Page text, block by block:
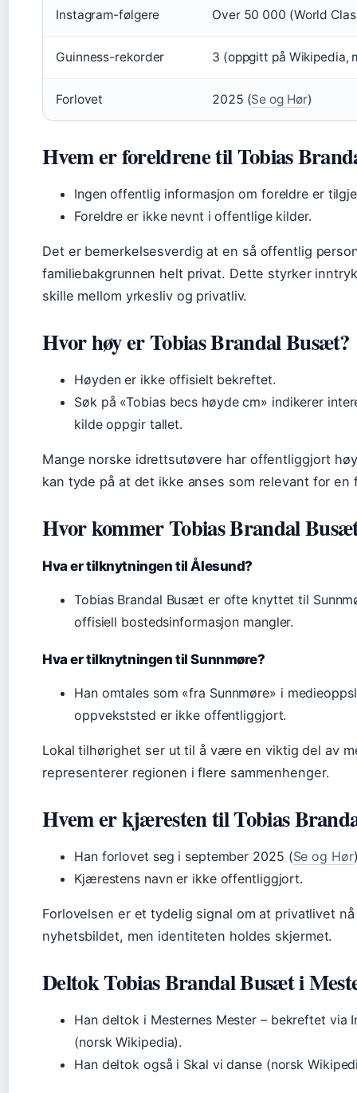
Instagram-følgere Over 50 000 (World
Guinness-rekorder 3 (oppgitt på Wikipedia,
Forlovet 2025 (Se og Hør)
Hvem er foreldrene til Tobias
Ingen offentlig informasjon om foreldre er
Foreldre er ikke nevnt i offentlige kilder.
Det er bemerkelsesverdig at en så offentlig
familiebakgrunnen helt privat. Dette styrker
skille mellom yrkesliv og privatliv.
Hvor høy er Tobias Brandal Busæt?
Høyden er ikke offisielt bekreftet.
Søk på «Tobias becs høyde cm» indikerer
kilde oppgir tallet.
Mange norske idrettsutøvere har offentliggjort
kan tyde på at det ikke anses som relevant for en
Hvor kommer Tobias Brandal
Hva er tilknytningen til Ålesund?
Tobias Brandal Busæt er ofte knyttet til
offisiell bostedsinformasjon mangler.
Hva er tilknytningen til Sunnmøre?
Han omtales som «fra Sunnmøre» i
oppvekststed er ikke offentliggjort.
Lokal tilhørighet ser ut til å være en viktig del av
representerer regionen i flere sammenhenger.
Hvem er kjæresten til Tobias
Han forlovet seg i september 2025 (Se og Hør
Kjærestens navn er ikke offentliggjort.
Forlovelsen er et tydelig signal om at privatlivet
nyhetsbildet, men identiteten holdes skjermet.
Deltok Tobias Brandal Busæt i
Han deltok i Mesternes Mester – bekreftet via
(norsk Wikipedia).
Han deltok også i Skal vi danse (norsk